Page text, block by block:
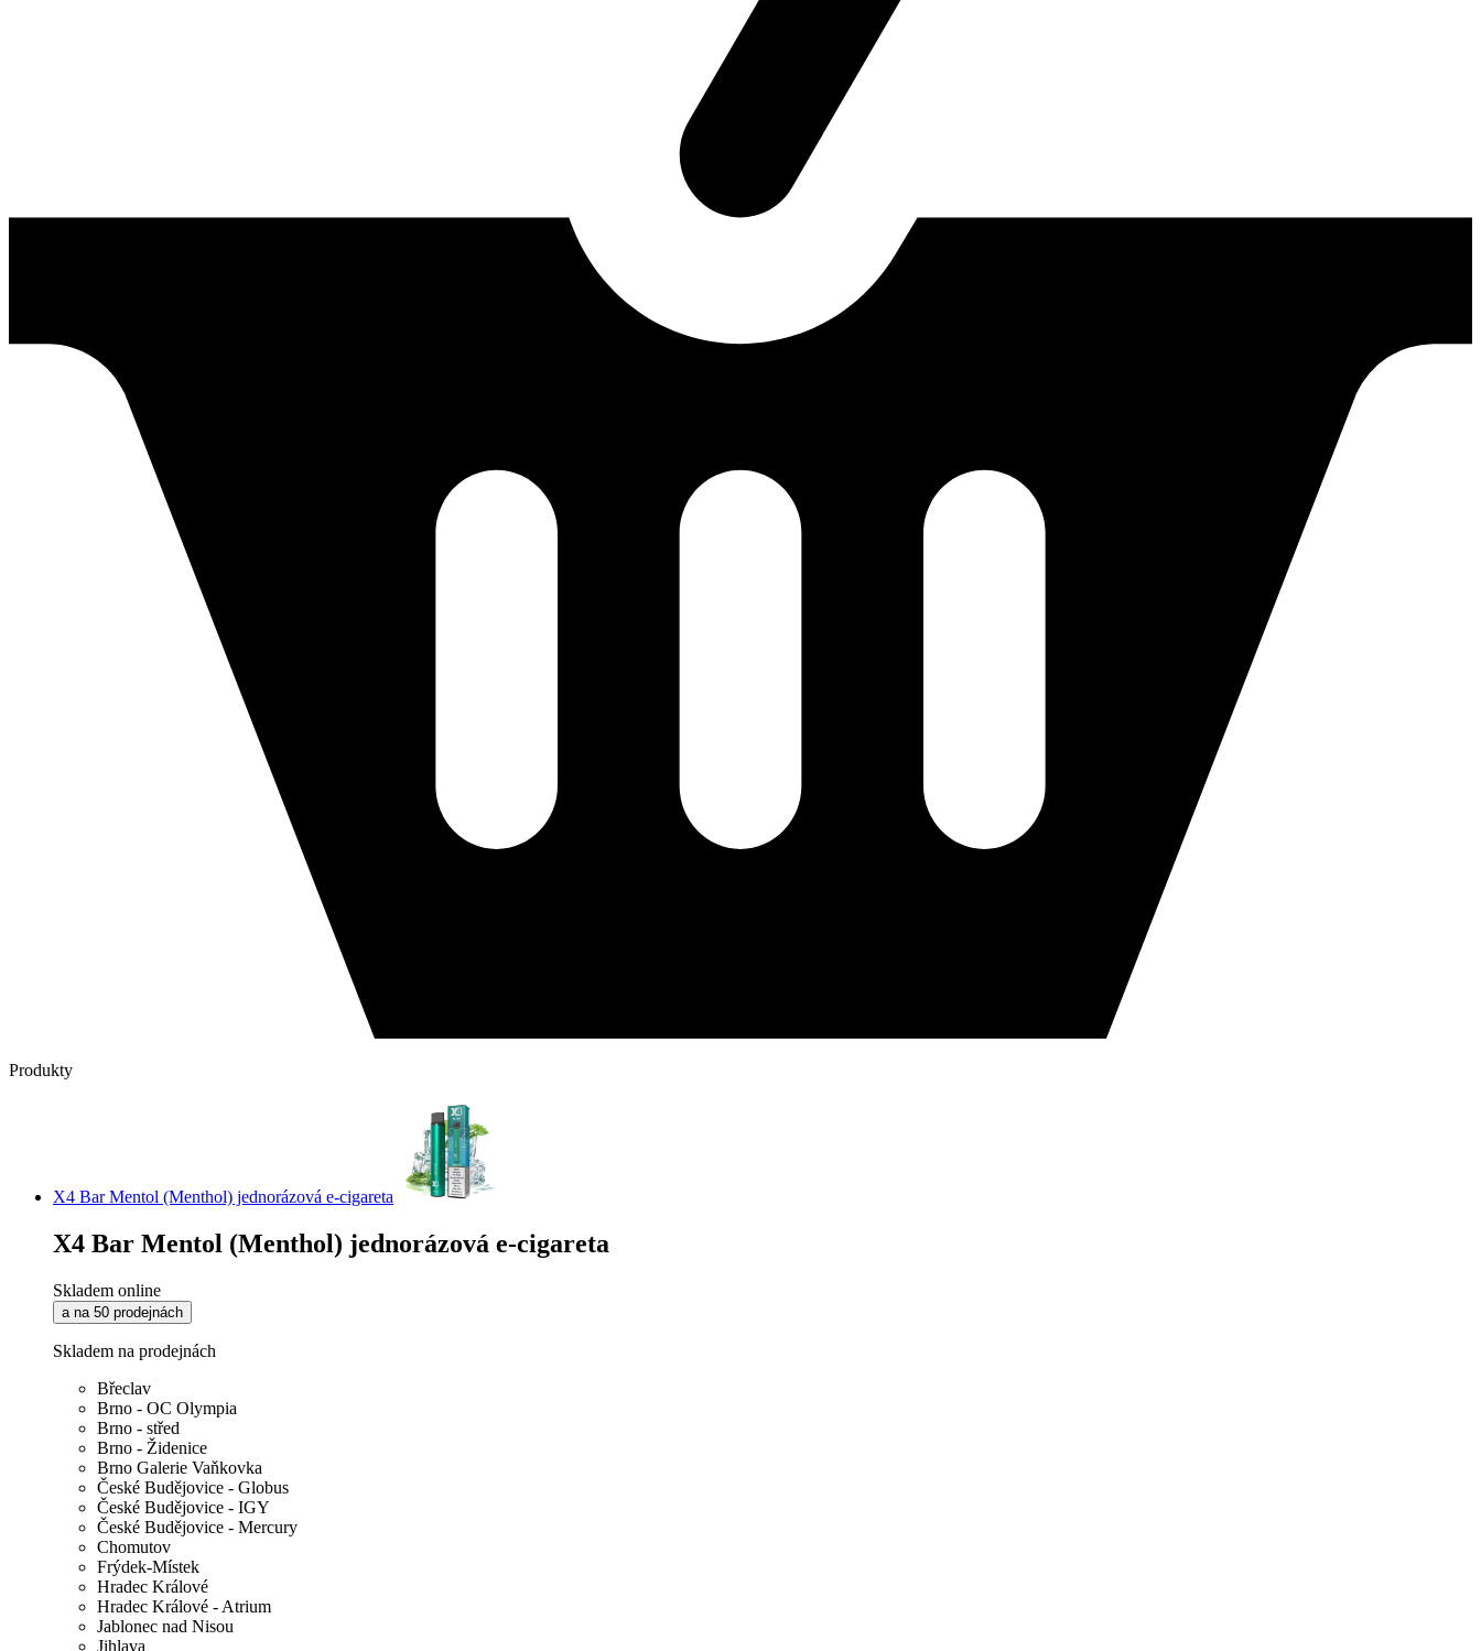
Produkty
X4 Bar Mentol (Menthol) jednorázová e-cigareta
X4 Bar Mentol (Menthol) jednorázová e-cigareta
Skladem online
a na 50 prodejnách
Skladem na prodejnách
Břeclav
Brno - OC Olympia
Brno - střed
Brno - Židenice
Brno Galerie Vaňkovka
České Budějovice - Globus
České Budějovice - IGY
České Budějovice - Mercury
Chomutov
Frýdek-Místek
Hradec Králové
Hradec Králové - Atrium
Jablonec nad Nisou
Jihlava